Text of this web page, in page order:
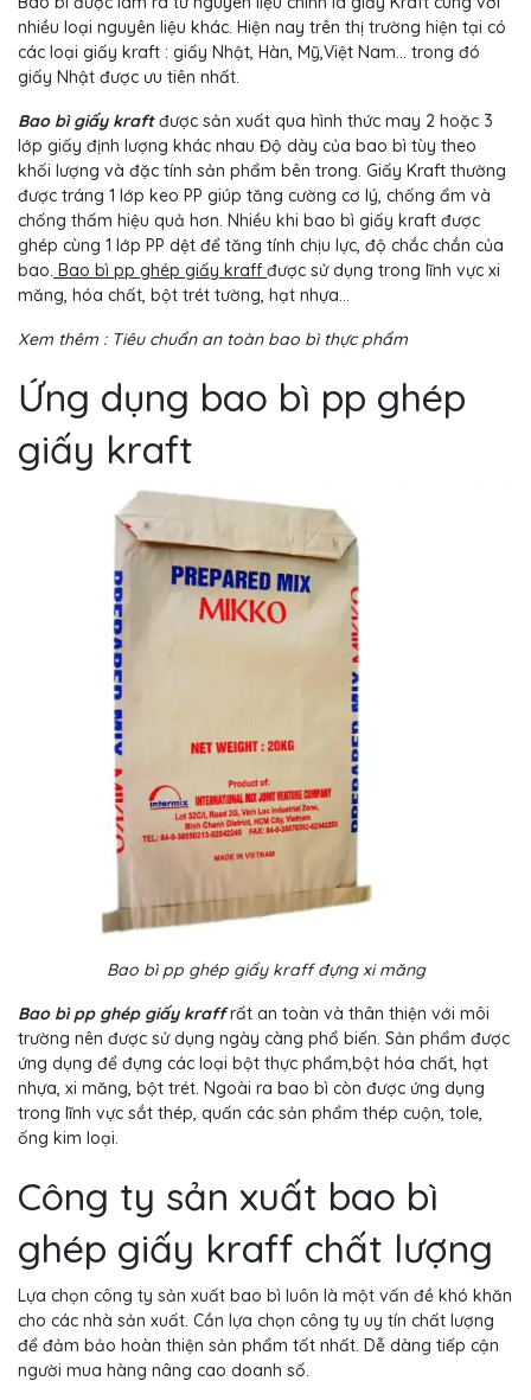
nhiều loại nguyên liệu khác. Hiện nay trên thị trường hiện tại có
các loại giấy kraft : giấy Nhật, Hàn, Mỹ,Việt Nam… trong đó
giấy Nhật được ưu tiên nhất.
Bao bì giấy kraftđược sản xuất qua hình thức may 2 hoặc 3
lớp giấy định lượng khác nhau Độ dày của bao bì tùy theo
khối lượng và đặc tính sản phẩm bên trong. Giấy Kraft thường
được tráng 1 lớp keo PP giúp tăng cường cơ lý, chống ẩm và
chống thấm hiệu quả hơn. Nhiều khi bao bì giấy kraft được
ghép cùng 1 lớp PP dệt để tăng tính chịu lực, độ chắc chắn của
bao. Bao bì pp ghép giấy kraffđược sử dụng trong lĩnh vực xi
măng, hóa chất, bột trét tường, hạt nhựa…
Xem thêm : Tiêu chuẩn an toàn bao bì thực phẩm
Ứng dụng bao bì pp ghép
giấy kraft
Bao bì pp ghép giấy kraff đựng xi măng
Bao bì pp ghép giấy kraffrất an toàn và thân thiện với môi
trường nên được sử dụng ngày càng phổ biến. Sản phẩm được
ứng dụng để đựng các loại bột thực phẩm,bột hóa chất, hạt
nhựa, xi măng, bột trét. Ngoài ra bao bì còn được ứng dụng
trong lĩnh vực sắt thép, quấn các sản phẩm thép cuộn, tole,
ống kim loại.
Công ty sản xuất bao bì
ghép giấy kraff chất lượng
Lựa chọn công ty sản xuất bao bì luôn là một vấn đề khó khăn
cho các nhà sản xuất. Cần lựa chọn công ty uy tín chất lượng
để đảm bảo hoàn thiện sản phẩm tốt nhất. Dễ dàng tiếp cận
người mua hàng nâng cao doanh số.